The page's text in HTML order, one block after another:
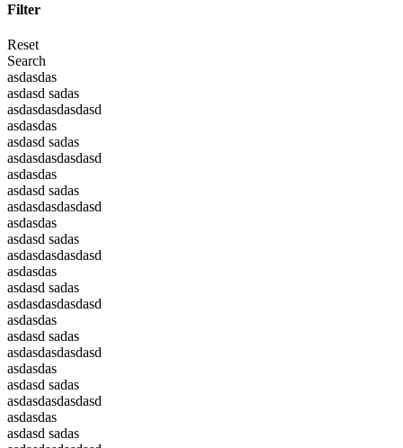
Filter
Reset
Search
asdasdas
asdasd sadas
asdasdasdasdasd
asdasdas
asdasd sadas
asdasdasdasdasd
asdasdas
asdasd sadas
asdasdasdasdasd
asdasdas
asdasd sadas
asdasdasdasdasd
asdasdas
asdasd sadas
asdasdasdasdasd
asdasdas
asdasd sadas
asdasdasdasdasd
asdasdas
asdasd sadas
asdasdasdasdasd
asdasdas
asdasd sadas